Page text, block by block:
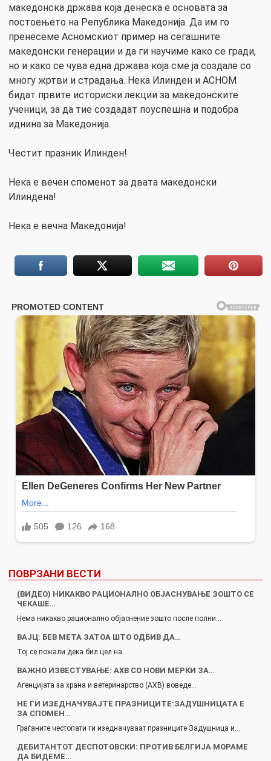
македонска држава која денеска е основата за
постоењето на Република Македонија. Да им го
пренесеме Асномскиот пример на сегашните
македонски генерации и да ги научиме како се гради,
но и како се чува една држава која сме ја создале со
многу жртви и страдања. Нека Илинден и АСНОМ
бидат првите историски лекции за македонските
ученици, за да тие создадат поуспешна и подобра
иднина за Македонија.
Честит празник Илинден!
Нека е вечен споменот за двата македонски
Илиндена!
Нека е вечна Македонија!
ПОВРЗАНИ ВЕСТИ
(ВИДЕО) НИКАКВО РАЦИОНАЛНО ОБЈАСНУВАЊЕ ЗОШТО СЕ
ЧЕКАШЕ…
Нема никакво рационално објаснение зошто после полни…
ВАЈЦ: БЕВ МЕТА ЗАТОА ШТО ОДБИВ ДА…
Тој се пожали дека бил цел на…
ВАЖНО ИЗВЕСТУВАЊЕ: АХВ СО НОВИ МЕРКИ ЗА…
Агенцијата за храна и ветеринарство (АХВ) воведе…
НЕ ГИ ИЗЕДНАЧУВАЈТЕ ПРАЗНИЦИТЕ:ЗАДУШНИЦАТА Е
ЗА СПОМЕН…
Граѓаните честопати ги изедначуваат празниците Задушница и…
ДЕБИТАНТОТ ДЕСПОТОВСКИ: ПРОТИВ БЕЛГИЈА МОРАМЕ
ДА БИДЕМЕ…